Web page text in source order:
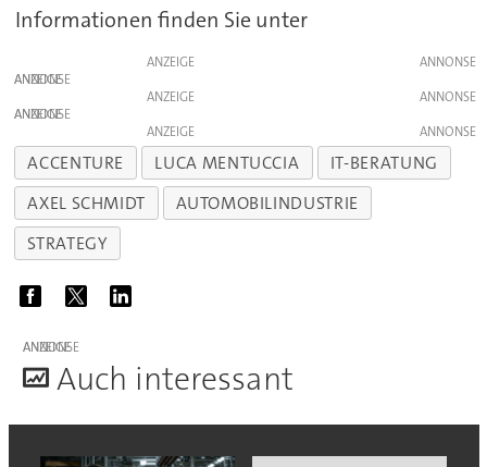
Informationen finden Sie unter
ANZEIGE
ANZEIGE
ANZEIGE
ANZEIGE
ANZEIGE
ACCENTURE LUCA MENTUCCIA
IT-BERATUNG
AXEL SCHMIDT
AUTOMOBILINDUSTRIE
STRATEGY
ANZEIGE
Auch interessant